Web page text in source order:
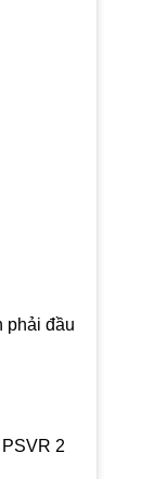
phải đầu
2